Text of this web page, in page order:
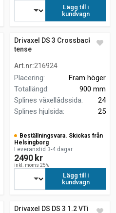
Lägg till i
kundvagn
Drivaxel DS 3 Crossback E-
tense
Art.nr:216924
Placering:
Fram höger
Totallängd:
900 mm
Splines växellådssida:
24
Splines hjulsida: 25
Beställningsvara. Skickas från
Helsingborg
Leveranstid 3-4 dagar
2490 kr
inkl. moms 25%
Lägg till i
kundvagn
Drivaxel DS DS 3 1.2 VTi 82